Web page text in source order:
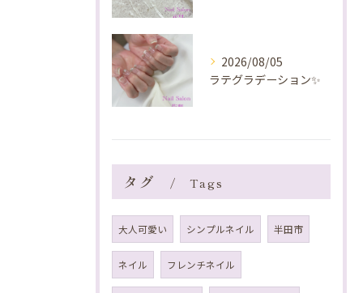
2026/08/05
ラテグラデーション✨️
タグ Tags
大人可愛い シンプルネイル 半田市
ネイル フレンチネイル